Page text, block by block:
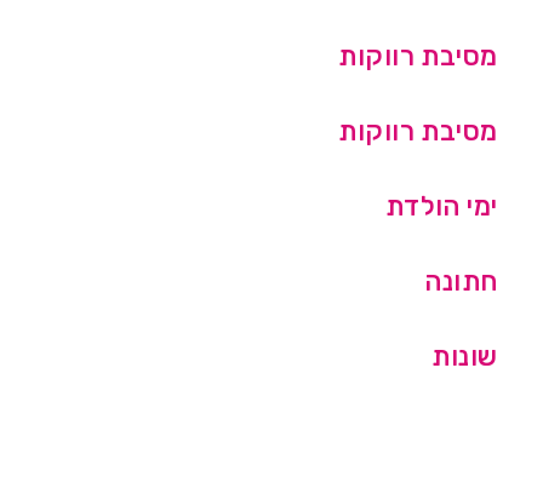
מסיבת רווקות
מסיבת רווקות
ימי הולדת
חתונה
שונות